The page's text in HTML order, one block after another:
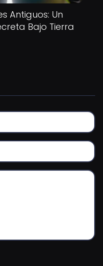
Antiguos: Un
Bajo Tierra